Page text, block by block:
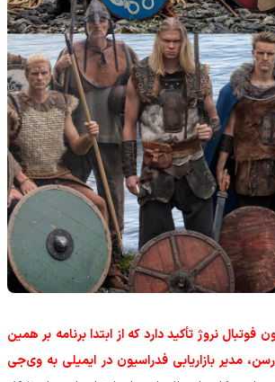
نروژ تأکید دارد که از ابتدا برنامه بر همین
مدیر بازاریابی فدراسیون در ایمیلی به وی‌جی